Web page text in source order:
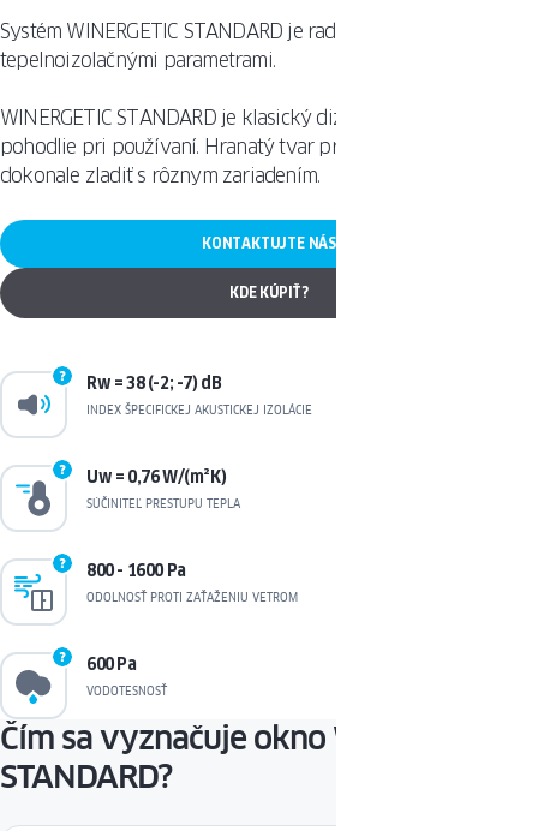
Systém WINERGETIC STANDARD je rad produktov s dobrými
tepelnoizolačnými parametrami.
WINERGETIC STANDARD je klasický dizajn a neuveriteľné
pohodlie pri používaní. Hranatý tvar profilu umožňuje oknu sa
dokonale zladiť s rôznym zariadením.
KONTAKTUJTE NÁS
KDE KÚPIŤ?
Rw = 38 (-2; -7) dB
INDEX ŠPECIFICKEJ AKUSTICKEJ IZOLÁCIE
Uw = 0,76 W/(m²K)
SÚČINITEĽ PRESTUPU TEPLA
800 - 1600 Pa
ODOLNOSŤ PROTI ZAŤAŽENIU VETROM
600 Pa
VODOTESNOSŤ
Čím sa vyznačuje okno WINERGETIC
STANDARD?